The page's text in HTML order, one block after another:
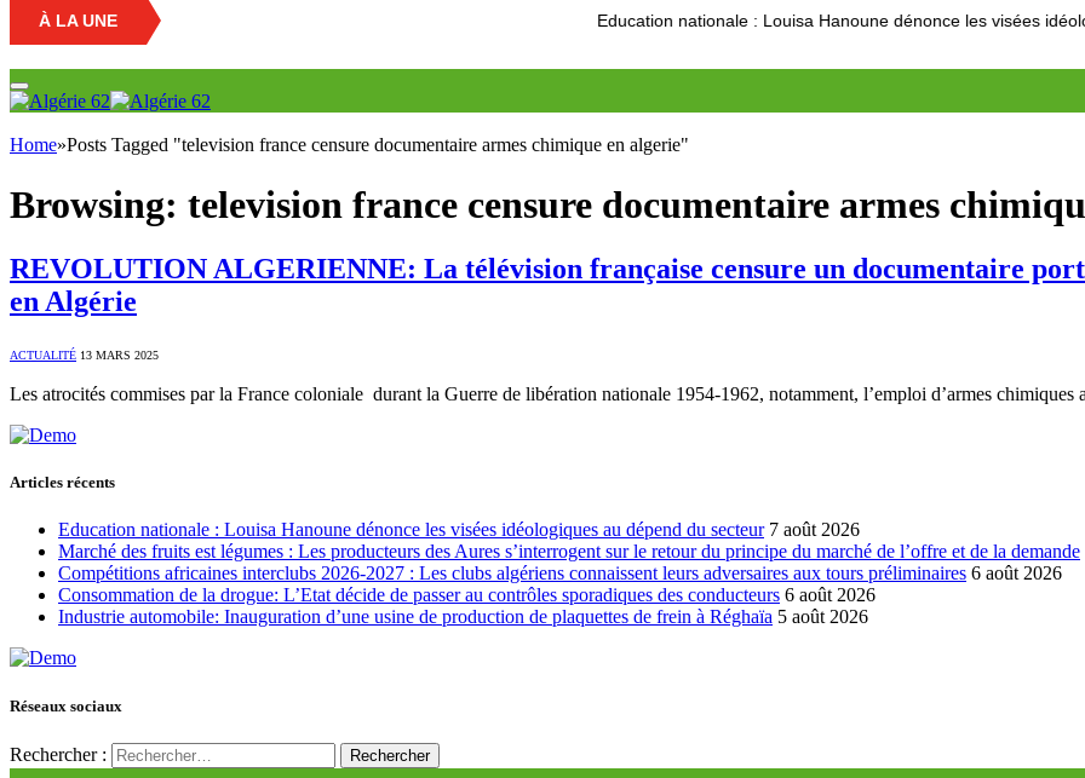
À LA UNE Education nationale : Louisa Hanoune dénonce les visées idéologiques
Home»Posts Tagged "television france censure documentaire armes chimique en algerie"
Browsing: television france censure documentaire armes
REVOLUTION ALGERIENNE: La télévision française censure un documentaire
en Algérie
ACTUALITÉ 13 MARS 2025
Les atrocités commises par la France coloniale durant la Guerre de libération nationale 1954-1962, notamment, l’emploi d’armes
Articles récents
Education nationale : Louisa Hanoune dénonce les visées idéologiques au dépend du secteur 7 août 2026
Marché des fruits est légumes : Les producteurs des Aures s’interrogent sur le retour du principe du marché de l’offre et de la demande
Compétitions africaines interclubs 2026-2027 : Les clubs algériens connaissent leurs adversaires aux tours préliminaires 6 août 2026
Consommation de la drogue: L’Etat décide de passer au contrôles sporadiques des conducteurs 6 août 2026
Industrie automobile: Inauguration d’une usine de production de plaquettes de frein à Réghaïa 5 août 2026
Réseaux sociaux
Rechercher :